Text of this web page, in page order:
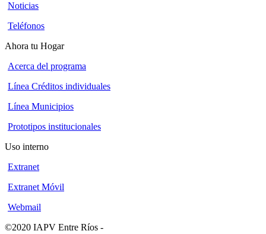
Noticias
Teléfonos
Ahora tu Hogar
Acerca del programa
Línea Créditos individuales
Línea Municipios
Prototipos institucionales
Uso interno
Extranet
Extranet Móvil
Webmail
©2020 IAPV Entre Ríos -